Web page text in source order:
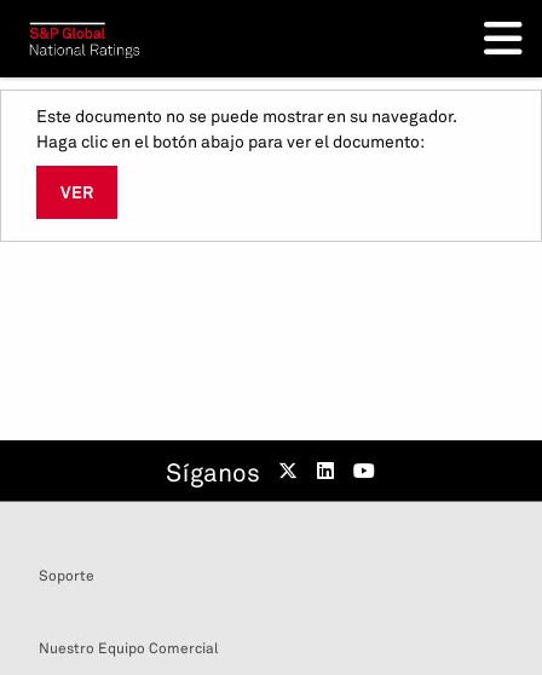
Este documento no se puede mostrar en su navegador.
Haga clic en el botón abajo para ver el documento:
VER
Síganos
Soporte
Nuestro Equipo Comercial